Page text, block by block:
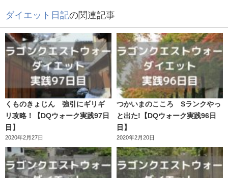
ダイエット日記の関連記事
くものきょじん 強引にギリギ
リ攻略！【DQウォーク実践97日
目】
2020年2月27日
つかいまのこころ Sランクやっ
と出た!【DQウォーク実践96日
目】
2020年2月20日